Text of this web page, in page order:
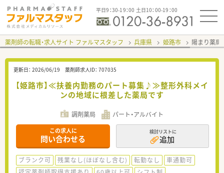
平日9：30-19：00 土日10：00-19：00
薬剤師の転職・求人サイト ファルマスタッフ 兵庫県 姫路市 陽まり薬局
更新日： 2026/06/19 薬剤師求人ID： 707035
【姫路市】≪扶養内勤務のパート募集♪≫整形外科メイ
ンの地域に根差した薬局です
調剤薬局 パート・アルバイト
この求人に
問い合わせる
検討リストに
追加
ブランク可 残業なし(ほぼなし含む) 転勤なし
車通勤可